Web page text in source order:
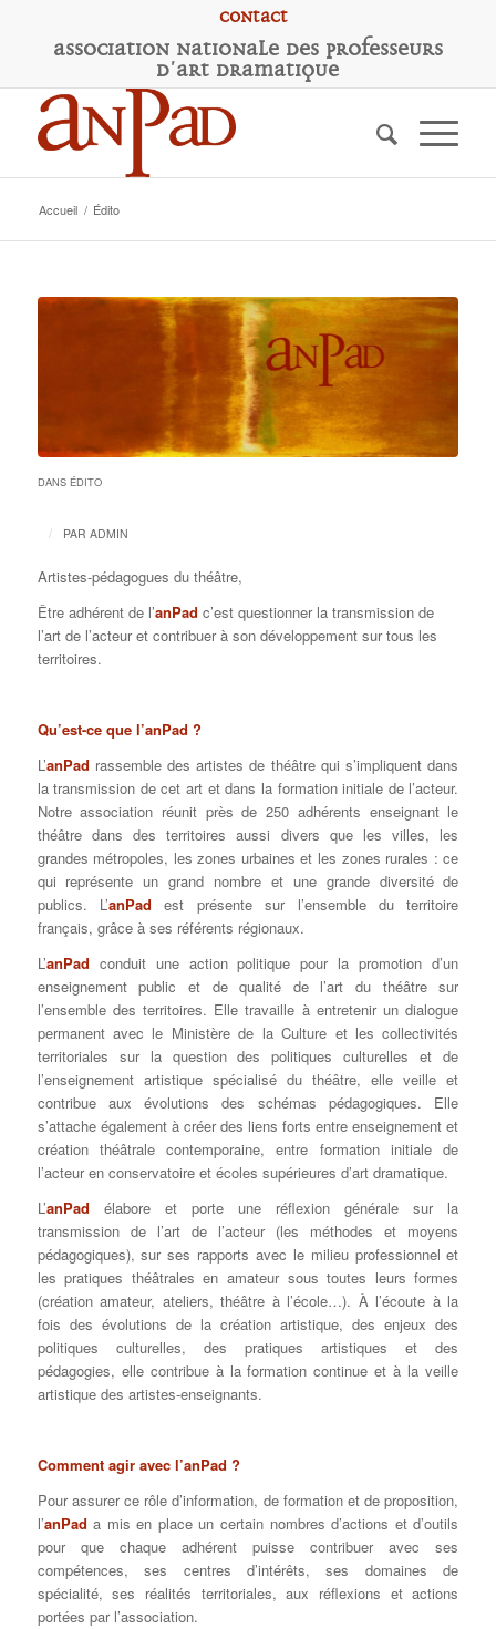
Contact
Association Nationale des Professeurs
d'Art Dramatique
Accueil / Édito
DANS ÉDITO
/ PAR ADMIN
Artistes-pédagogues du théâtre,
Être adhérent de l’anPad c’est questionner la transmission de
l’art de l’acteur et contribuer à son développement sur tous les
territoires.
Qu’est-ce que l’anPad ?
L’anPad rassemble des artistes de théâtre qui s’impliquent dans
la transmission de cet art et dans la formation initiale de l’acteur.
Notre association réunit près de 250 adhérents enseignant le
théâtre dans des territoires aussi divers que les villes, les
grandes métropoles, les zones urbaines et les zones rurales : ce
qui représente un grand nombre et une grande diversité de
publics. L’anPad est présente sur l’ensemble du territoire
français, grâce à ses référents régionaux.
L’anPad conduit une action politique pour la promotion d’un
enseignement public et de qualité de l’art du théâtre sur
l’ensemble des territoires. Elle travaille à entretenir un dialogue
permanent avec le Ministère de la Culture et les collectivités
territoriales sur la question des politiques culturelles et de
l’enseignement artistique spécialisé du théâtre, elle veille et
contribue aux évolutions des schémas pédagogiques. Elle
s’attache également à créer des liens forts entre enseignement et
création théâtrale contemporaine, entre formation initiale de
l’acteur en conservatoire et écoles supérieures d’art dramatique.
L’anPad élabore et porte une réflexion générale sur la
transmission de l’art de l’acteur (les méthodes et moyens
pédagogiques), sur ses rapports avec le milieu professionnel et
les pratiques théâtrales en amateur sous toutes leurs formes
(création amateur, ateliers, théâtre à l’école…). À l’écoute à la
fois des évolutions de la création artistique, des enjeux des
politiques culturelles, des pratiques artistiques et des
pédagogies, elle contribue à la formation continue et à la veille
artistique des artistes-enseignants.
Comment agir avec l’anPad ?
Pour assurer ce rôle d’information, de formation et de proposition,
l’anPad a mis en place un certain nombres d’actions et d’outils
pour que chaque adhérent puisse contribuer avec ses
compétences, ses centres d’intérêts, ses domaines de
spécialité, ses réalités territoriales, aux réflexions et actions
portées par l’association.